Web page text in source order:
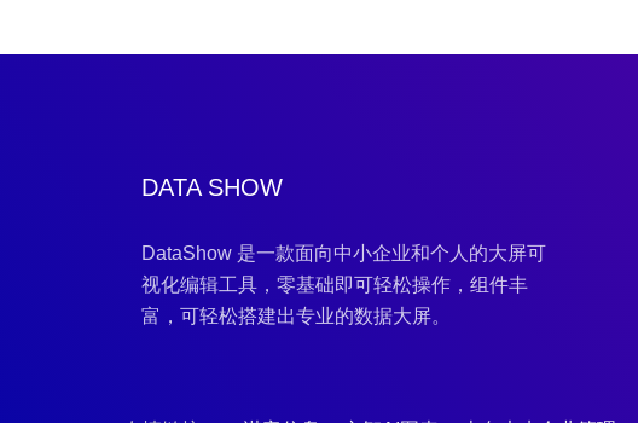
DATA SHOW
DataShow 是一款面向中小企业和个人的大屏可
视化编辑工具，零基础即可轻松操作，组件丰
富，可轻松搭建出专业的数据大屏。